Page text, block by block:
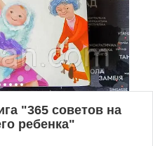
"365 советов на
ребенка"